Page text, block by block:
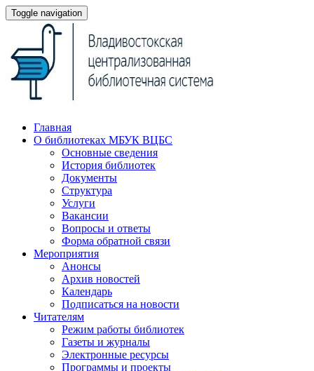
Toggle navigation
Главная
О библиотеках МБУК ВЦБС
Основные сведения
История библиотек
Документы
Структура
Услуги
Вакансии
Вопросы и ответы
Форма обратной связи
Мероприятия
Анонсы
Архив новостей
Календарь
Подписаться на новости
Читателям
Режим работы библиотек
Газеты и журналы
Электронные ресурсы
Программы и проекты